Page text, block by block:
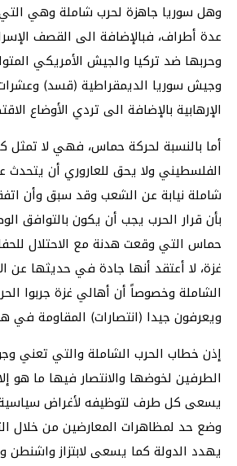
وهل سوريا جاهزة لحرب شاملة وهي
عدة أطراف، فبالإضافة الى القصف
وحربها ضد تركيا والجيش الأمريكي
وجيش سوريا الديمقراطية (قسد) وعشرات
الإرهابية بالإضافة الى تردي الأوضاع
أما بالنسبة لحركة حماس، فهي لا
الفلسطيني ولا يحق للعاروري أن يتحدث
شاملة نيابة عن الشعب وقد سبق وأن
بأن قرار الحرب يجب أن يكون بالتوافق
حماس التي وقعت هدنة مع الاحتلال
غزة، لا أعتقد أنها جادة في حديثها عن
الشاملة وخصوصاً أن أهالي غزة جربوا
ويعرفون جيدا (انتصارات) المقاومة في
إذن خطاب الحرب الشاملة والتي تعني
الطرفين لخوضها والانتصار فيها ما هو
يسعى كل طرف لتوظيفه لأغراض سياسية
وضع حد لمظاهرات المعارضين من خلال
يهدد الدولة كما يسعى لابتزاز واشنطن